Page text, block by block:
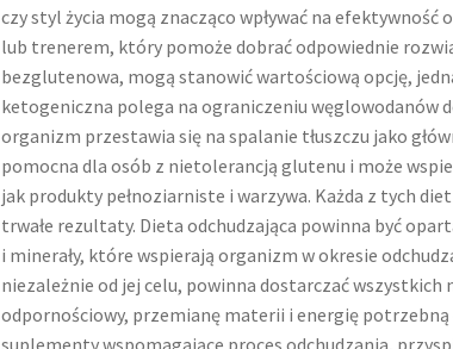
czy styl życia mogą znacząco wpływać na
lub trenerem, który pomoże dobrać odpowiednie
bezglutenowa, mogą stanowić wartościową opcję,
ketogeniczna polega na ograniczeniu węglowodanów
organizm przestawia się na spalanie tłuszczu jako
pomocna dla osób z nietolerancją glutenu i może
jak produkty pełnoziarniste i warzywa. Każda z tych
trwałe rezultaty. Dieta odchudzająca powinna być
i minerały, które wspierają organizm w okresie
niezależnie od jej celu, powinna dostarczać wszystkich
odpornościowy, przemianę materii i energię potrzebną
suplementy wspomagające proces odchudzania,